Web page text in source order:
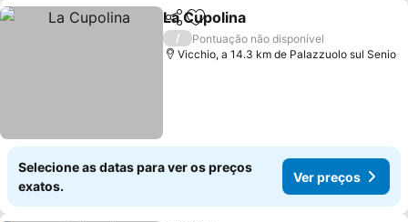
PartilharAdicionar aos favoritos
La Cupolina
/
Pontuação não disponível
Vicchio, a 14.3 km de Palazzuolo sul Senio
Selecione as datas para ver os preços
exatos.
Ver preços